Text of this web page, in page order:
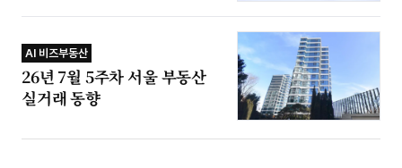
AI 비즈부동산
26년 7월 5주차 서울 부동산
실거래 동향